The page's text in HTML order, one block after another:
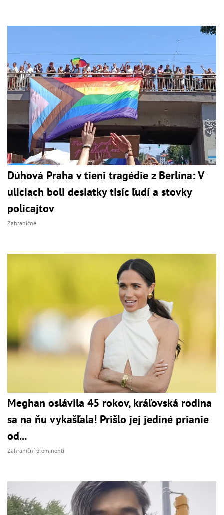
Dúhová Praha v tieni tragédie z Berlína: V
uliciach boli desiatky tisíc ľudí a stovky
policajtov
Zahraničné
Meghan oslávila 45 rokov, kráľovská rodina
sa na ňu vykašľala! Prišlo jej jediné prianie
od...
Zahraniční prominenti